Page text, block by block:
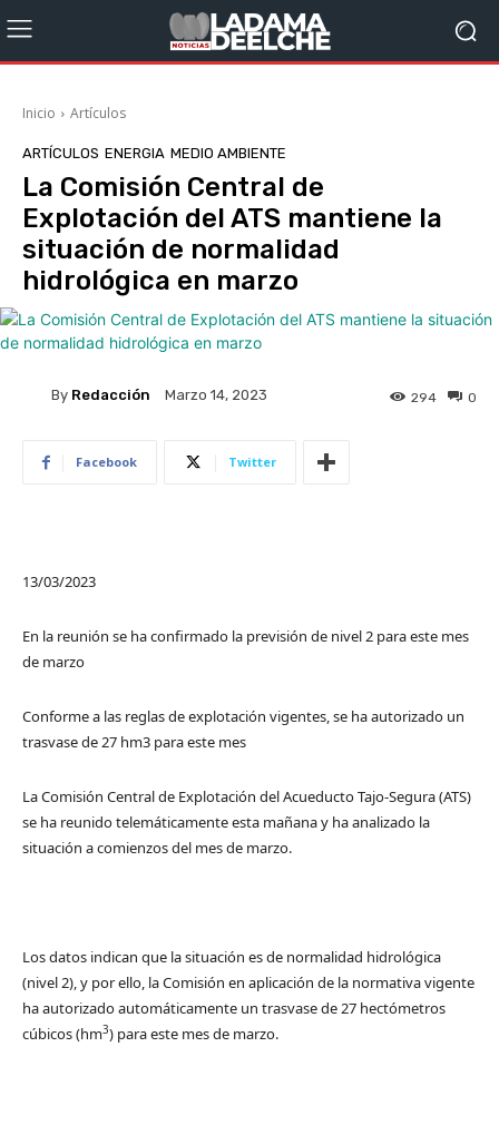
Inicio Artículos
ARTÍCULOS ENERGIA MEDIO AMBIENTE
La Comisión Central de
Explotación del ATS mantiene la
situación de normalidad
hidrológica en marzo
By Redacción Marzo 14, 2023 0
294
Facebook Twitter
13/03/2023
En la reunión se ha confirmado la previsión de nivel 2 para este mes
de marzo
Conforme a las reglas de explotación vigentes, se ha autorizado un
trasvase de 27 hm3 para este mes
La Comisión Central de Explotación del Acueducto Tajo-Segura (ATS)
se ha reunido telemáticamente esta mañana y ha analizado la
situación a comienzos del mes de marzo.
Los datos indican que la situación es de normalidad hidrológica
(nivel 2), y por ello, la Comisión en aplicación de la normativa vigente
ha autorizado automáticamente un trasvase de 27 hectómetros
cúbicos (hm3) para este mes de marzo.